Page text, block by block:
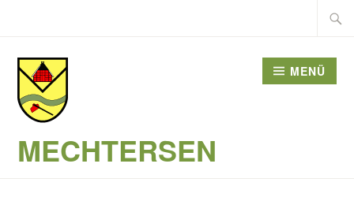
springen
Suche
MECHTERSEN
MENÜ